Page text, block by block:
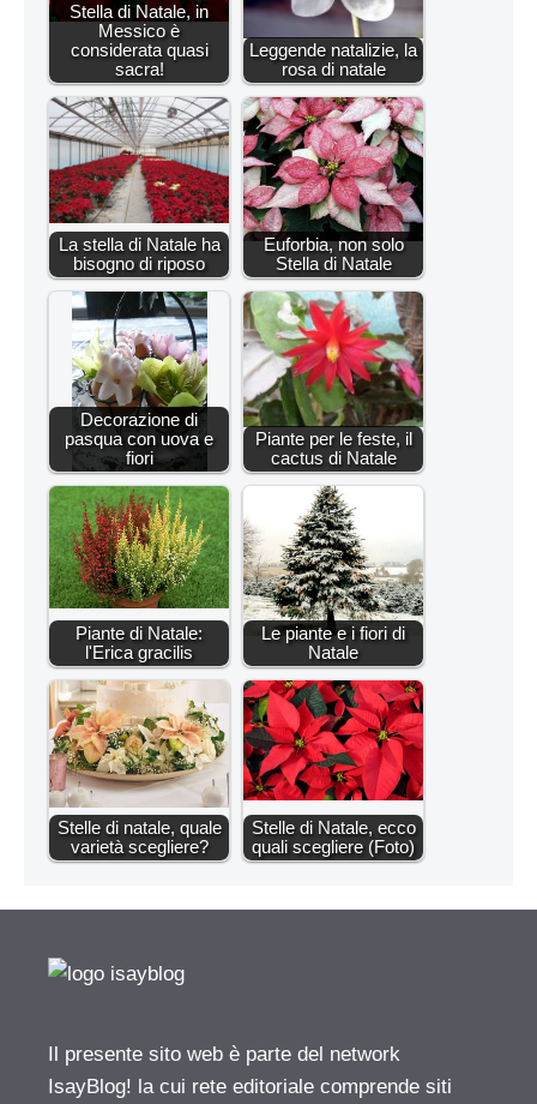
Stella di Natale, in
Messico è
considerata quasi
sacra!
Leggende natalizie, la
rosa di natale
La stella di Natale ha
bisogno di riposo
Euforbia, non solo
Stella di Natale
Decorazione di
pasqua con uova e
fiori
Piante per le feste, il
cactus di Natale
Piante di Natale:
l'Erica gracilis
Le piante e i fiori di
Natale
Stelle di natale, quale
varietà scegliere?
Stelle di Natale, ecco
quali scegliere (Foto)
Il presente sito web è parte del network
IsayBlog! la cui rete editoriale comprende siti